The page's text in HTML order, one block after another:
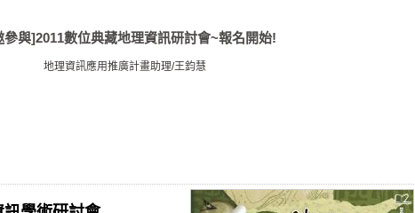
參與]2011數位典藏地理資訊研討會~報名開始!
地理資訊應用推廣計畫助理/王鈞慧